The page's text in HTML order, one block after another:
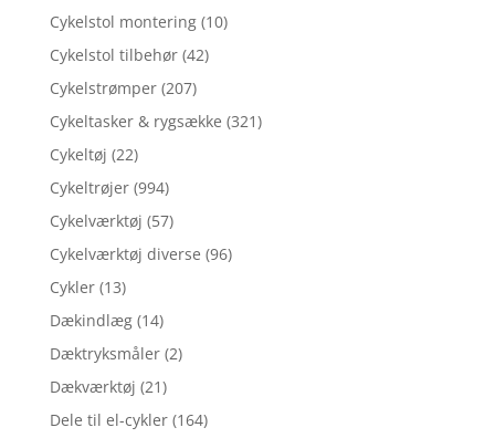
Cykelstol montering (10)
Cykelstol tilbehør (42)
Cykelstrømper (207)
Cykeltasker & rygsække (321)
Cykeltøj (22)
Cykeltrøjer (994)
Cykelværktøj (57)
Cykelværktøj diverse (96)
Cykler (13)
Dækindlæg (14)
Dæktryksmåler (2)
Dækværktøj (21)
Dele til el-cykler (164)